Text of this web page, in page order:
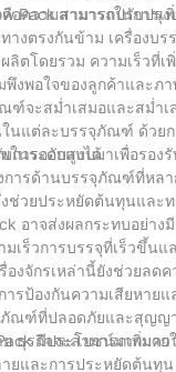
Pack สามารถปรับปรุ
ความสามารถในการ
ตรงกันข้าม เครื่องบ
ตโดยรวม ความเร็วที่
อใจของลูกค้าและภ
ฑ์จะสม่ำเสมอและสม่
แต่ละบรรจุภัณฑ์ ด้วย
ในระดับสูงได้
การออกแบบมาเพื่อร
การด้านบรรจุภัณฑ์ที่ห
งช่วยประหยัดต้นทุนและ
อาจส่งผลกระทบอย่
เร็วการบรรจุที่เร็วขึ้
งจักรเหล่านี้ยังช่วยล
ป้องกันความเสียหาย
ภัณฑ์ที่ปลอดภัยและสุญ
ธุรกิจจะสามารถเพิ่ม
มีประโยชน์มากม
และการประหยัดต้นทุ